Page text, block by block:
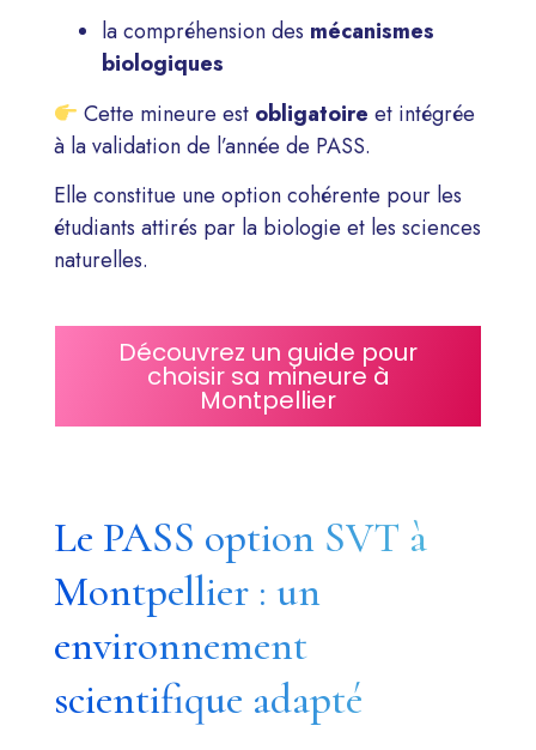
la compréhension des mécanismes
biologiques
Cette mineure est obligatoire et intégrée
à la validation de l’année de PASS.
Elle constitue une option cohérente pour les
étudiants attirés par la biologie et les sciences
naturelles.
Découvrez un guide pour
choisir sa mineure à
Montpellier
Le PASS option SVT à
Montpellier : un
environnement
scientifique adapté